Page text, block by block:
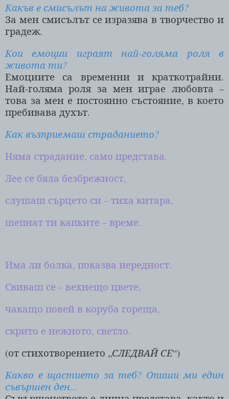
Какъв е смисълът на живота за теб?
За мен смисълът се изразява в творчество и
градеж.
Кои емоции играят най-голяма роля в
живота ти?
Емоциите са временни и краткотрайни.
Най-голяма роля за мен играе любовта –
това за мен е постоянно състояние, в което
пребивава духът.
Как възприемаш страданието?
Няма страдание, само представа.
Лее се бяла безбрежност,
слушаш сърцето си – тиха китара,
шепнат ти капките – време.
Има ли болка, показва нередност.
Свиваш се – вехнещо цвете,
чакащо повей в коруба гореща,
скрито е нежното, светло.
(от стихотворението „СЛЕДВАЙ СЕ“)
Какво е щастието за теб? Опиши ми един
съвършен ден...